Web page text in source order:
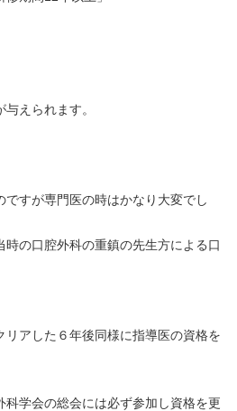
えられます。
すが専門医の時はかなり大変でし
の口腔外科の重鎮の先生方による口
リアした６年後同様に指導医の資格を
科学会の総会には必ず参加し資格を更